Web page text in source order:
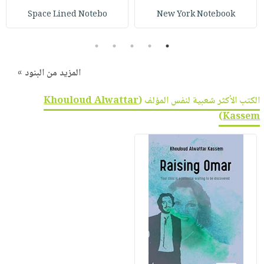
New York Notebook
Space Lined Notebo
1
2
3
4
5
المزيد من البنود »
الكتب الأكثر شعبية لنفس المؤلف (Khouloud Alwattar
Kassem
)